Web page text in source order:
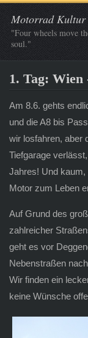
Motorrad Kultur
"Four wheels move
soul."
1. Tag: Wien
Am 8.6. gehts
und die A8 bis
wir losfahren, aber
Tiefgarage
Jahres! Und
Motor zum Leben
Auf Grund des
zahlreicher
geht es vor
Nebenstraßen
Wir finden ein
keine Wünsche